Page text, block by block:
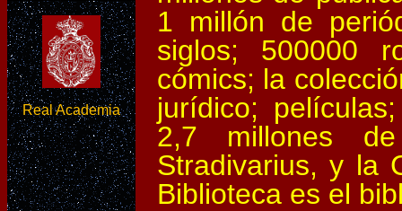
Real Academia
1 millón de
siglos; 500000
cómics; la
jurídico;
2,7 millones
Stradivarius, y la
Biblioteca es el